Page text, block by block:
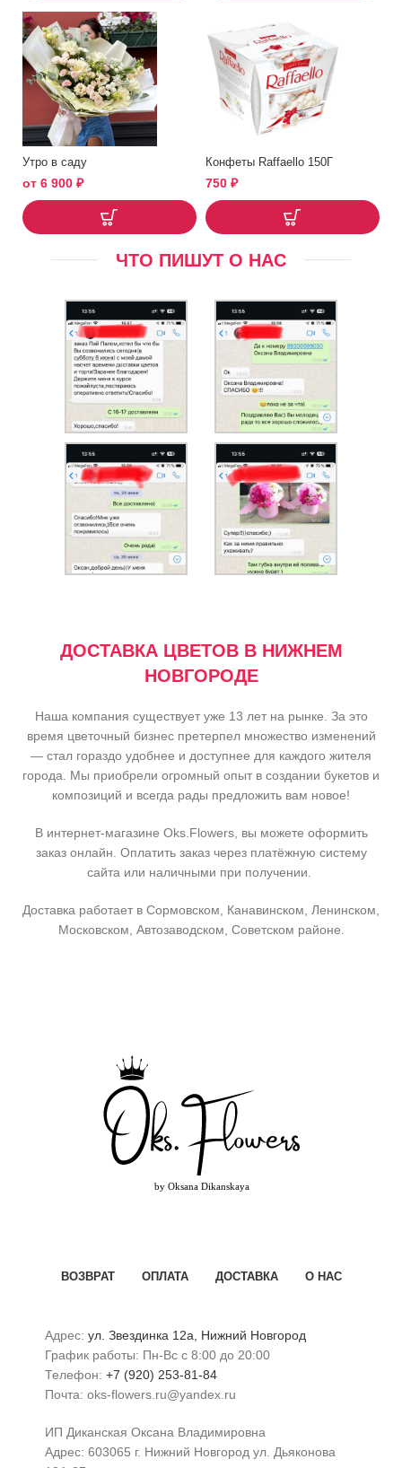
Утро в саду
от 6 900 ₽
Конфеты Raffaello 150Г
750 ₽
ЧТО ПИШУТ О НАС
ДОСТАВКА ЦВЕТОВ В НИЖНЕМ
НОВГОРОДЕ
Наша компания существует уже 13 лет на рынке. За это
время цветочный бизнес претерпел множество изменений
— стал гораздо удобнее и доступнее для каждого жителя
города. Мы приобрели огромный опыт в создании букетов и
композиций и всегда рады предложить вам новое!
В интернет-магазине Oks.Flowers, вы можете оформить
заказ онлайн. Оплатить заказ через платёжную систему
сайта или наличными при получении.
Доставка работает в Сормовском, Канавинском, Ленинском,
Московском, Автозаводском, Советском районе.
ВОЗВРАТ ОПЛАТА ДОСТАВКА О НАС
Адрес: ул. Звездинка 12а, Нижний Новгород
График работы: Пн-Вс с 8:00 до 20:00
Телефон: +7 (920) 253-81-84
Почта: oks-flowers.ru@yandex.ru
ИП Диканская Оксана Владимировна
Адрес: 603065 г. Нижний Новгород ул. Дьяконова